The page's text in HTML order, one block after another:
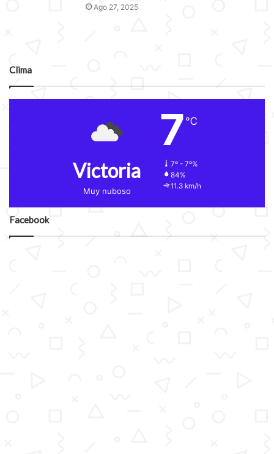
Ago 27, 2025
Clima
Victoria
Muy nuboso
7 ℃
7º - 7º%
84%
11.3 km/h
Facebook